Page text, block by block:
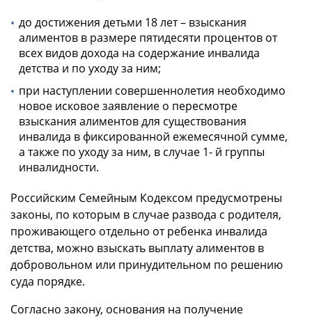
до достижения детьми 18 лет – взыскания
алиментов в размере пятидесяти процентов от
всех видов дохода на содержание инвалида
детства и по уходу за ним;
при наступлении совершеннолетия необходимо
новое исковое заявление о пересмотре
взыскания алиментов для существования
инвалида в фиксированной ежемесячной сумме,
а также по уходу за ним, в случае 1- й группы
инвалидности.
Российским Семейным Кодексом предусмотрены
законы, по которым в случае развода с родителя,
проживающего отдельно от ребенка инвалида
детства, можно взыскать выплату алиментов в
добровольном или принудительном по решению
суда порядке.
Согласно закону, основания на получение